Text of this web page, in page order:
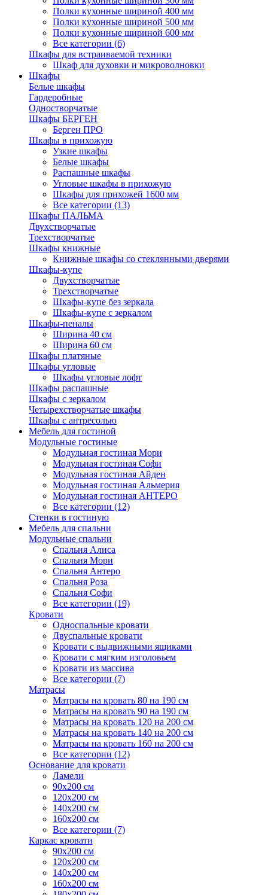
Полки кухонные шириной 400 мм
Полки кухонные шириной 500 мм
Полки кухонные шириной 600 мм
Все категории (6)
Шкафы для встраиваемой техники
Шкаф для духовки и микроволновки
Шкафы
Белые шкафы
Гардеробные
Одностворчатые
Шкафы БЕРГЕН
Берген ПРО
Шкафы в прихожую
Узкие шкафы
Белые шкафы
Распашные шкафы
Угловые шкафы в прихожую
Шкафы для прихожей 1600 мм
Все категории (13)
Шкафы ПАЛЬМА
Двухстворчатые
Трехстворчатые
Шкафы книжные
Книжные шкафы со стеклянными дверями
Шкафы-купе
Двухстворчатые
Трехстворчатые
Шкафы-купе без зеркала
Шкафы-купе с зеркалом
Шкафы-пеналы
Ширина 40 см
Ширина 60 см
Шкафы платяные
Шкафы угловые
Шкафы угловые лофт
Шкафы распашные
Шкафы с зеркалом
Четырехстворчатые шкафы
Шкафы с антресолью
Мебель для гостиной
Модульные гостиные
Модульная гостиная Мори
Модульная гостиная Софи
Модульная гостиная Айден
Модульная гостиная Альмерия
Модульная гостиная АНТЕРО
Все категории (12)
Стенки в гостиную
Мебель для спальни
Модульные спальни
Спальня Алиса
Спальня Мори
Спальня Антеро
Спальня Роза
Спальня Софи
Все категории (19)
Кровати
Односпальные кровати
Двуспальные кровати
Кровати с выдвижными ящиками
Кровати с мягким изголовьем
Кровати из массива
Все категории (7)
Матрасы
Матрасы на кровать 80 на 190 см
Матрасы на кровать 90 на 190 см
Матрасы на кровать 120 на 200 см
Матрасы на кровать 140 на 200 см
Матрасы на кровать 160 на 200 см
Все категории (12)
Основание для кровати
Ламели
90х200 см
120х200 см
140х200 см
160х200 см
Все категории (7)
Каркас кровати
90х200 см
120х200 см
140х200 см
160х200 см